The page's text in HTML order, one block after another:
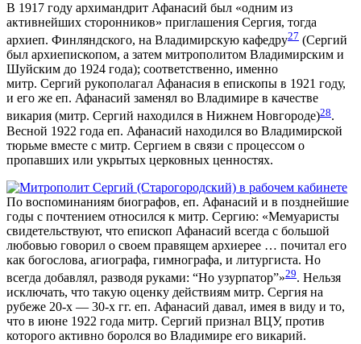
В 1917 году архимандрит Афанасий был «одним из
активнейших сторонников» приглашения Сергия, тогда
архиеп. Финляндского, на Владимирскую кафедру27 (Сергий
был архиепископом, а затем митрополитом Владимирским и
Шуйским до 1924 года); соответственно, именно
митр. Сергий рукополагал Афанасия в епископы в 1921 году,
и его же еп. Афанасий заменял во Владимире в качестве
викария (митр. Сергий находился в Нижнем Новгороде)28.
Весной 1922 года еп. Афанасий находился во Владимирской
тюрьме вместе с митр. Сергием в связи с процессом о
пропавших или укрытых церковных ценностях.
По воспоминаниям биографов, еп. Афанасий и в позднейшие
годы с почтением относился к митр. Сергию: «Мемуаристы
свидетельствуют, что епископ Афанасий всегда с большой
любовью говорил о своем правящем архиерее … почитал его
как богослова, агиографа, гимнографа, и литургиста. Но
всегда добавлял, разводя руками: “Но узурпатор”»29. Нельзя
исключать, что такую оценку действиям митр. Сергия на
рубеже 20-х — 30-х гг. еп. Афанасий давал, имея в виду и то,
что в июне 1922 года митр. Сергий признал ВЦУ, против
которого активно боролся во Владимире его викарий.